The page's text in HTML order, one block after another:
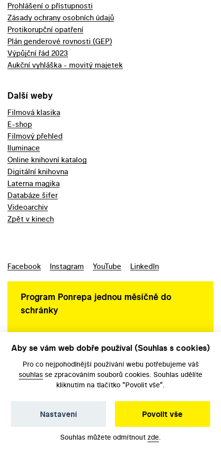
Prohlášení o přístupnosti
Zásady ochrany osobních údajů
Protikorupční opatření
Plán genderové rovnosti (GEP)
Výpůjční řád 2023
Aukční vyhláška - movitý majetek
Další weby
Filmová klasika
E-shop
Filmový přehled
Iluminace
Online knihovní katalog
Digitální knihovna
Laterna magika
Databáze šifer
Videoarchiv
Zpět v kinech
Facebook Instagram YouTube LinkedIn
Program Ponrepa jednou měsíčně do
schránky
Aby se vám web dobře používal (Souhlas s cookies)
Pro co nejpohodlnější používání webu potřebujeme váš
souhlas se zpracováním souborů cookies. Souhlas udělíte
kliknutím na tlačítko "Povolit vše".
Povolit vše
Nastavení
Souhlas můžete odmítnout zde